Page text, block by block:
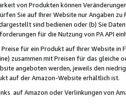
von Produkten können
Sie auf Ihrer Website nur Angaben
sind bedienen oder (b) Sie
für die Nutzung von PA API
für ein Produkt auf Ihrer Website
zusammen mit Preisen für das
angeboten werden, jeweils den
auf der Amazon-Website erhältlich ist.
auf Amazon oder Verlinkungen von